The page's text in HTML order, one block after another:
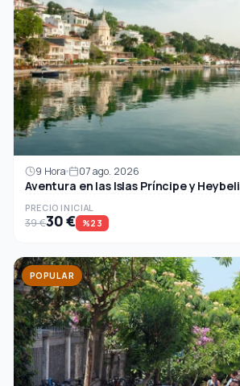
9 Hora 07 ago. 2026
Aventura en las Islas Príncipe y
PRECIO INICIAL
39 €30 € %23
POPULAR